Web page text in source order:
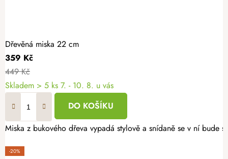
Dřevěná miska 22 cm
359 Kč
449 Kč
Skladem > 5 ks 7. - 10. 8. u vás
DO KOŠÍKU
Miska z bukového dřeva vypadá stylově a snídaně se v ní bude
-20%